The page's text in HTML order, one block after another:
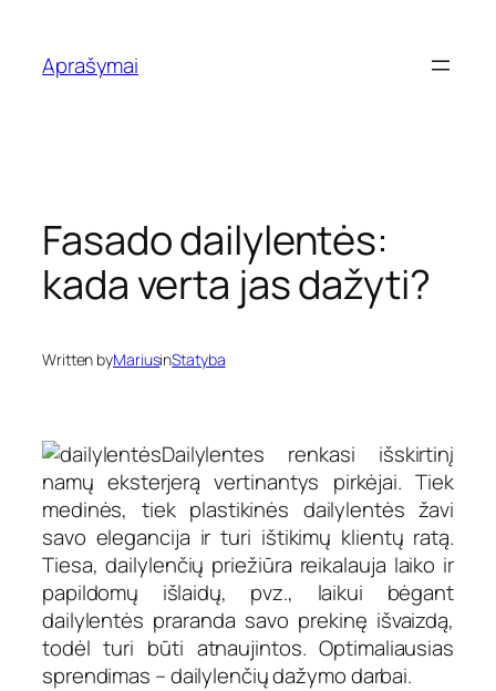
turinio
Aprašymai
Fasado dailylentės:
kada verta jas dažyti?
Written byMariusinStatyba
Dailylentes renkasi išskirtinį
namų eksterjerą vertinantys pirkėjai. Tiek
medinės, tiek plastikinės dailylentės žavi
savo elegancija ir turi ištikimų klientų ratą.
Tiesa, dailylenčių priežiūra reikalauja laiko ir
papildomų išlaidų, pvz., laikui bėgant
dailylentės praranda savo prekinę išvaizdą,
todėl turi būti atnaujintos. Optimaliausias
sprendimas – dailylenčių dažymo darbai.